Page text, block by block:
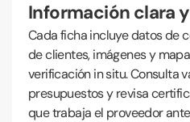
Información clara
Cada ficha incluye datos de
de clientes, imágenes y
verificación in situ. Consulta
presupuestos y revisa
que trabaja el proveedor